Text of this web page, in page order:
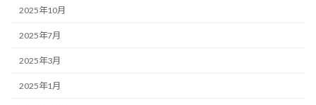
2025年10月
2025年7月
2025年3月
2025年1月